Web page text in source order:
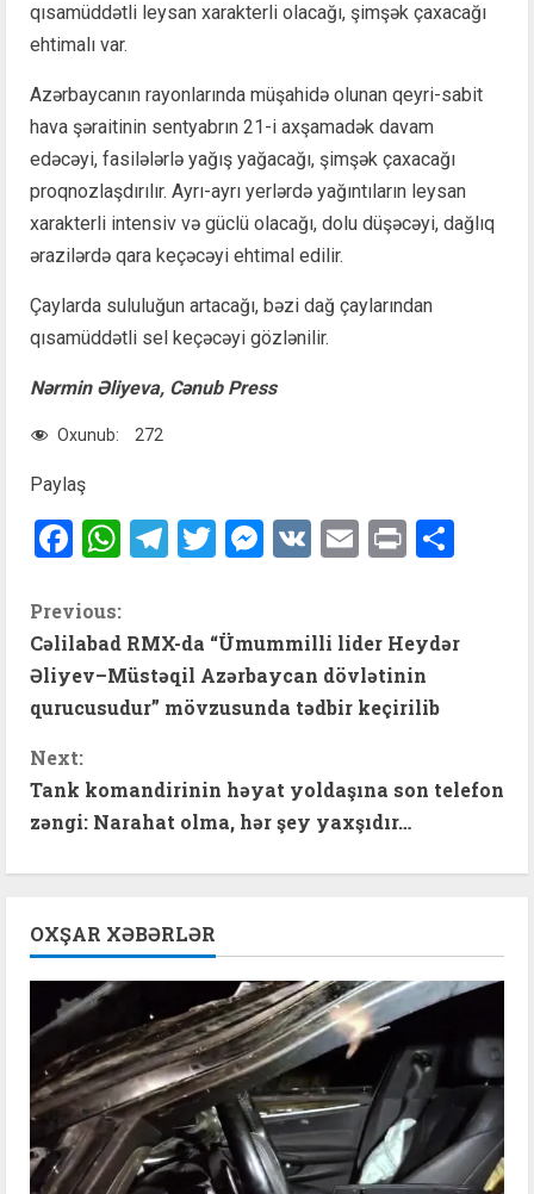
qısamüddətli leysan xarakterli olacağı, şimşək çaxacağı
ehtimalı var.
Azərbaycanın rayonlarında müşahidə olunan qeyri-sabit
hava şəraitinin sentyabrın 21-i axşamadək davam
edəcəyi, fasilələrlə yağış yağacağı, şimşək çaxacağı
proqnozlaşdırılır. Ayrı-ayrı yerlərdə yağıntıların leysan
xarakterli intensiv və güclü olacağı, dolu düşəcəyi, dağlıq
ərazilərdə qara keçəcəyi ehtimal edilir.
Çaylarda sululuğun artacağı, bəzi dağ çaylarından
qısamüddətli sel keçəcəyi gözlənilir.
Nərmin Əliyeva, Cənub Press
Oxunub: 272
Paylaş
Facebook
WhatsApp
Telegram
Twitter
Messenger
VK EmailPrint
C
o
n
t
i
n
u
e
R
e
a
d
Previous:
Cəlilabad RMX-da “Ümummilli lider Heydər
Əliyev–Müstəqil Azərbaycan dövlətinin
qurucusudur” mövzusunda tədbir keçirilib
Next:
Tank komandirinin həyat yoldaşına son telefon
zəngi: Narahat olma, hər şey yaxşıdır…
OXŞAR XƏBƏRLƏR